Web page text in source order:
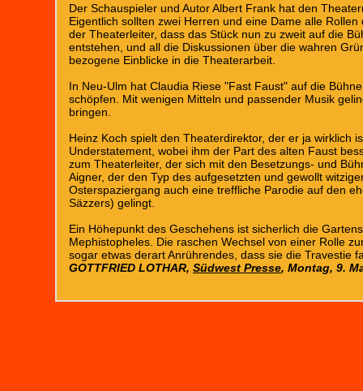
Der Schauspieler und Autor Albert Frank hat den
Eigentlich sollten zwei Herren und eine Dame alle
der Theaterleiter, dass das Stück nun zu zweit auf die
entstehen, und all die Diskussionen über die wahren
bezogene Einblicke in die Theaterarbeit.
In Neu-Ulm hat Claudia Riese "Fast Faust" auf die
schöpfen. Mit wenigen Mitteln und passender Musik
bringen.
Heinz Koch spielt den Theaterdirektor, der er ja wirklich
Understatement, wobei ihm der Part des alten Faust
zum Theaterleiter, der sich mit den Besetzungs- und
Aigner, der den Typ des aufgesetzten und gewollt
Osterspaziergang auch eine treffliche Parodie auf den
Säzzers) gelingt.
Ein Höhepunkt des Geschehens ist sicherlich die
Mephistopheles. Die raschen Wechsel von einer Rolle
sogar etwas derart Anrührendes, dass sie die Travestie
GOTTFRIED LOTHAR, Südwest Presse, Montag, 9.